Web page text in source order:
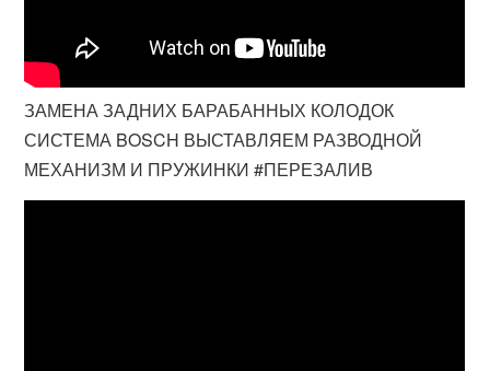
ЗАМЕНА ЗАДНИХ БАРАБАННЫХ КОЛОДОК
СИСТЕМА BOSCH ВЫСТАВЛЯЕМ РАЗВОДНОЙ
МЕХАНИЗМ И ПРУЖИНКИ #ПЕРЕЗАЛИВ